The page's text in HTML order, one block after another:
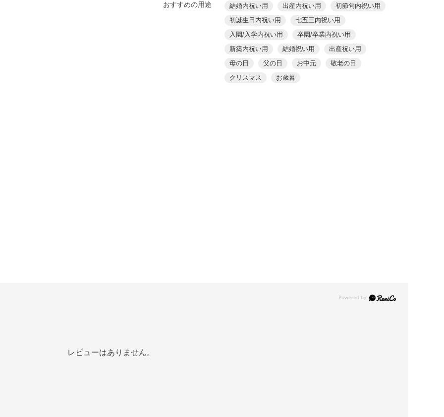
おすすめの用途 結婚内祝い用 出産内祝い用
初節句内祝い用
初誕生日内祝い用
七五三内祝い用
入園/入学内祝い用
卒園/卒業内祝い用
新築内祝い用
結婚祝い用
出産祝い用
母の日
父の日 お中元
敬老の日
クリスマス
お歳暮
レビューはありません。